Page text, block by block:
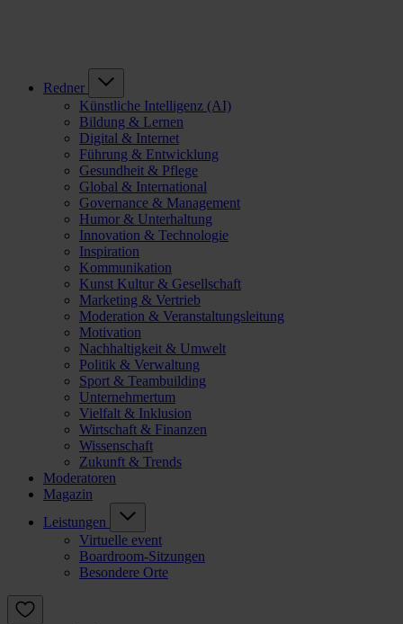
Redner
Künstliche Intelligenz (AI)
Bildung & Lernen
Digital & Internet
Führung & Entwicklung
Gesundheit & Pflege
Global & International
Governance & Management
Humor & Unterhaltung
Innovation & Technologie
Inspiration
Kommunikation
Kunst Kultur & Gesellschaft
Marketing & Vertrieb
Moderation & Veranstaltungsleitung
Motivation
Nachhaltigkeit & Umwelt
Politik & Verwaltung
Sport & Teambuilding
Unternehmertum
Vielfalt & Inklusion
Wirtschaft & Finanzen
Wissenschaft
Zukunft & Trends
Moderatoren
Magazin
Leistungen
Virtuelle event
Boardroom-Sitzungen
Besondere Orte